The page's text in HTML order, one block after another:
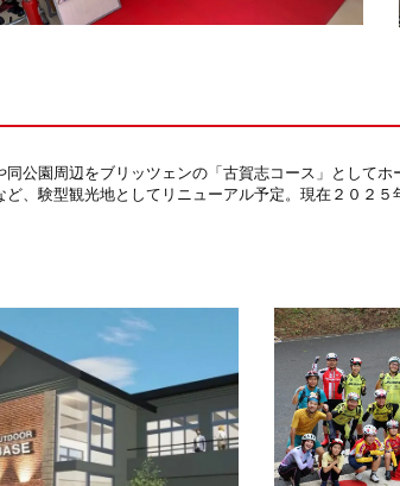
公園周辺をブリッツェンの「古賀志コース」としてホ
、験型観光地としてリニューアル予定。現在２０２５